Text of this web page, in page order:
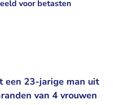
voor betasten
een 23-jarige man uit
van 4 vrouwen